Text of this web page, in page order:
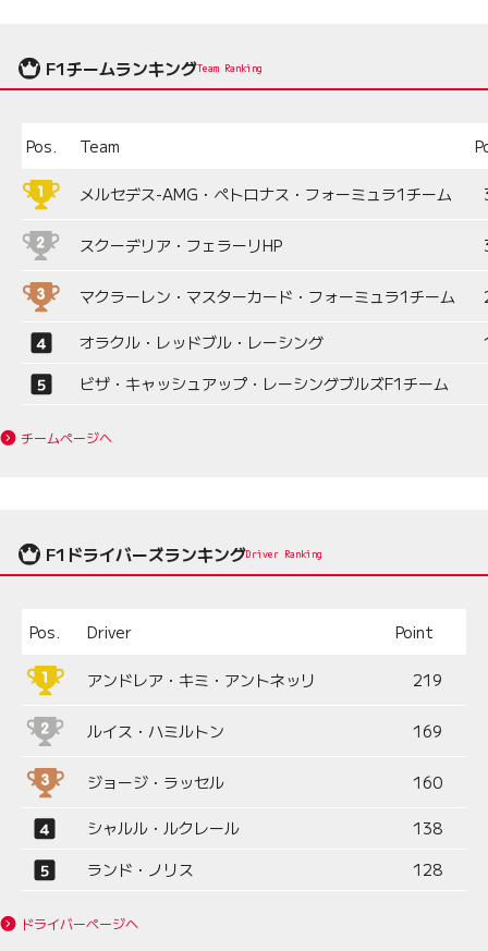
F1チームランキングTeam Ranking
Pos. Team
メルセデス-AMG・ペトロナス・フォーミュラ1チーム
スクーデリア・フェラーリHP
マクラーレン・マスターカード・フォーミュラ1チーム
オラクル・レッドブル・レーシング
ビザ・キャッシュアップ・レーシングブルズF1チーム
チームページへ
F1ドライバーズランキングDriver Ranking
Pos. Driver Point
アンドレア・キミ・アントネッリ 219
ルイス・ハミルトン 169
ジョージ・ラッセル 160
シャルル・ルクレール
138
ランド・ノリス
128
ドライバーページへ